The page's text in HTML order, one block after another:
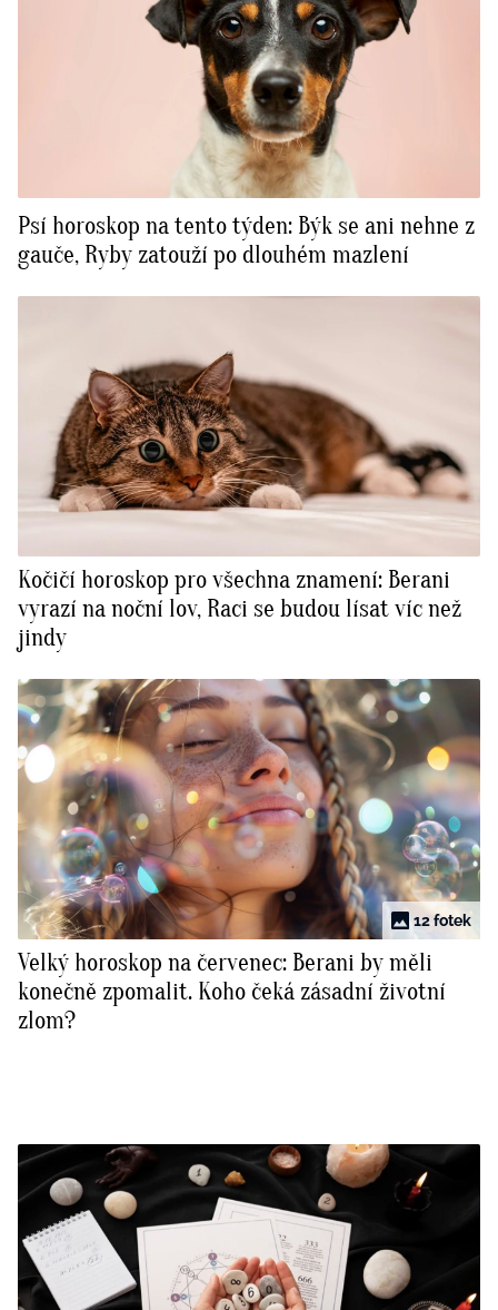
Psí horoskop na tento týden: Býk se ani nehne z
gauče, Ryby zatouží po dlouhém mazlení
Kočičí horoskop pro všechna znamení: Berani
vyrazí na noční lov, Raci se budou lísat víc než
jindy
12 fotek
Velký horoskop na červenec: Berani by měli
konečně zpomalit. Koho čeká zásadní životní
zlom?